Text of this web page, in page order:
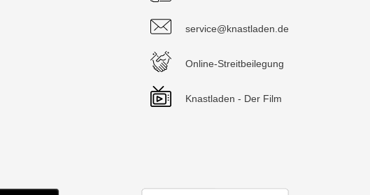
service@knastladen.de
Online-Streitbeilegung
Knastladen - Der Film